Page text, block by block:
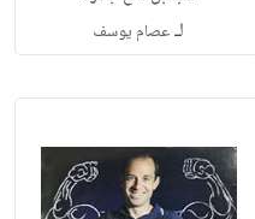
لـعصام يوسف